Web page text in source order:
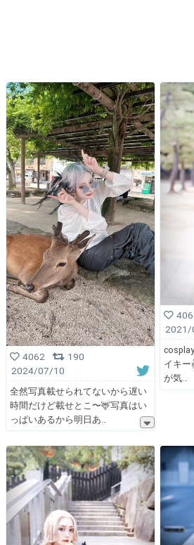
4062
190
2024/07/10
全然写真載せられてないから遅い
時間だけど載せとこ〜🦌写真はい
っぱいあるから明日あ
2021/
イキ
が気